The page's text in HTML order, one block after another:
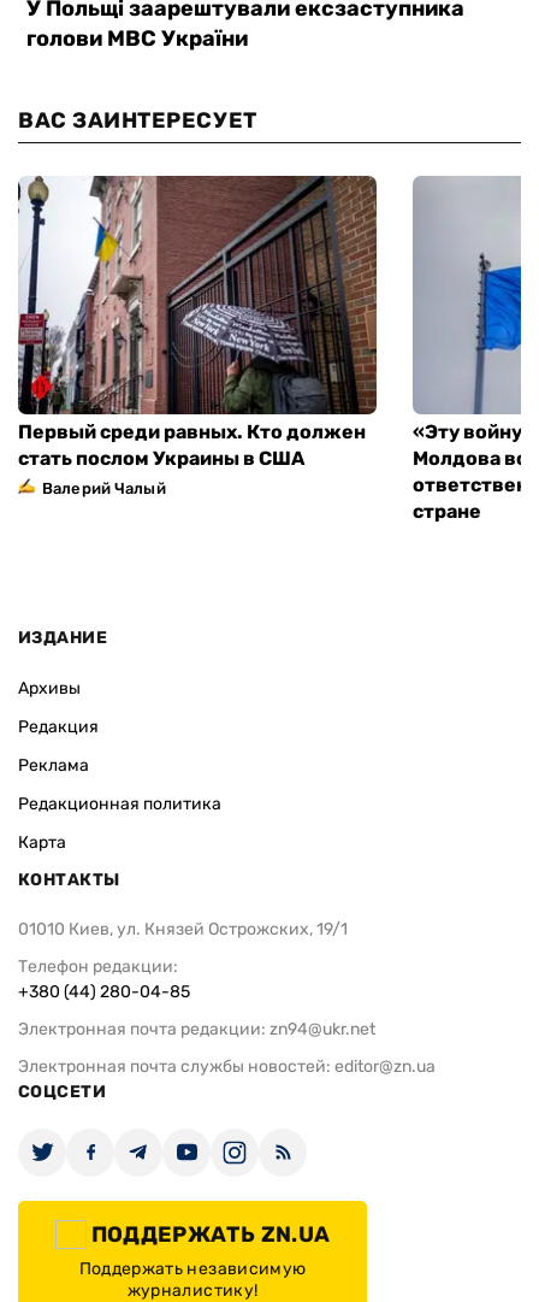
ВАС ЗАИНТЕРЕСУЕТ
Первый среди равных. Кто должен
стать послом Украины в США
Валерий Чалый
«Эту войну
Молдова
стране
ИЗДАНИЕ
Архивы
Редакция
Реклама
Редакционная политика
Карта
КОНТАКТЫ
01010 Киев, ул. Князей Острожских, 19/1
Телефон редакции:
+380 (44) 280-04-85
Электронная почта редакции: zn94@ukr.net
Электронная почта службы новостей: editor@zn.ua
СОЦСЕТИ
ПОДДЕРЖАТЬ ZN.UA
Поддержать независимую
журналистику!